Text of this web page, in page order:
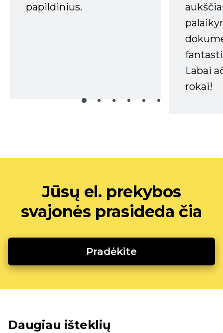
papildinius.
Labai
rokai!
Jūsų el. prekybos
svajonės prasideda čia
Pradėkite
Daugiau išteklių